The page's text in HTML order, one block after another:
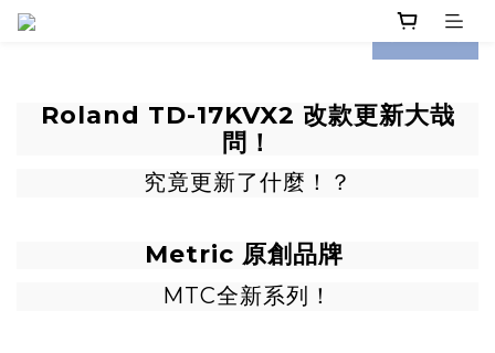
prev next
Roland TD-17KVX2 改款更新大哉
問！
究竟更新了什麼！？
Metric 原創品牌
MTC全新系列！